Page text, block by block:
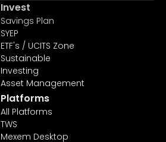
Invest
Savings Plan
SYEP
ETF's / UCITS Zone
Sustainable
Investing
Asset Management
Platforms
All Platforms
TWS
Mexem Desktop